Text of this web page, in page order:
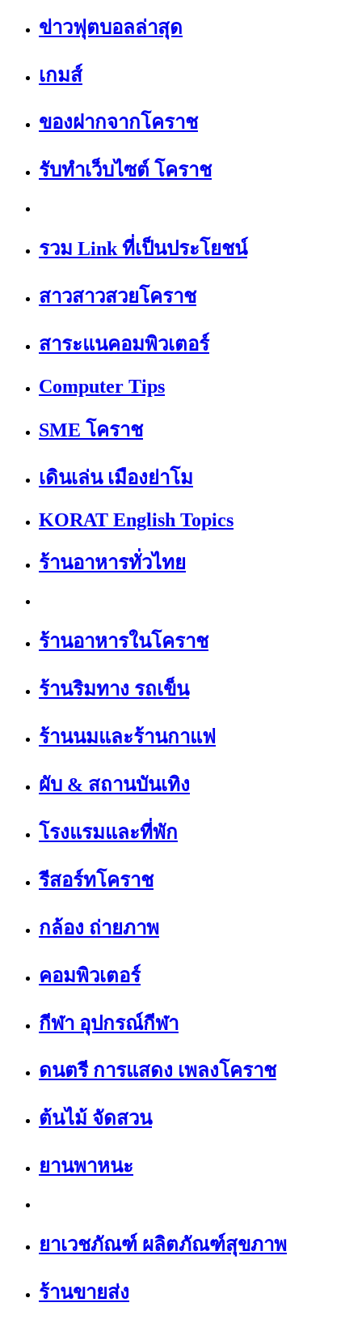
ข่าวฟุตบอลล่าสุด
เกมส์
ของฝากจากโคราช
รับทำเว็บไซต์ โคราช
รวม Link ที่เป็นประโยชน์
สาวสาวสวยโคราช
สาระแนคอมพิวเตอร์
Computer Tips
SME โคราช
เดินเล่น เมืองย่าโม
KORAT English Topics
ร้านอาหารทั่วไทย
ร้านอาหารในโคราช
ร้านริมทาง รถเข็น
ร้านนมและร้านกาแฟ
ผับ & สถานบันเทิง
โรงแรมและที่พัก
รีสอร์ทโคราช
กล้อง ถ่ายภาพ
คอมพิวเตอร์
กีฬา อุปกรณ์กีฬา
ดนตรี การแสดง เพลงโคราช
ต้นไม้ จัดสวน
ยานพาหนะ
ยาเวชภัณฑ์ ผลิตภัณฑ์สุขภาพ
ร้านขายส่ง